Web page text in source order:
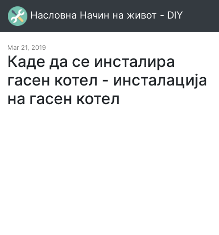
Насловна Начин на живот - DIY
Mar 21, 2019
Каде да се инсталира
гасен котел - инсталација
на гасен котел